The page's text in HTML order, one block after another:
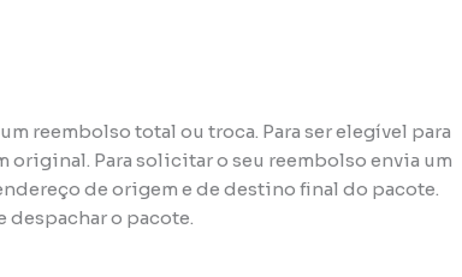
reembolso total ou troca. Para ser elegível para
original. Para solicitar o seu reembolso envia um
de origem e de destino final do pacote.
despachar o pacote.